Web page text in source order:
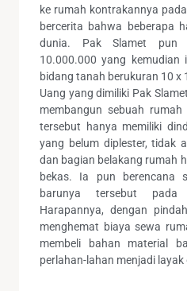
ke rumah kontrakannya
bercerita bahwa beberapa
dunia. Pak Slamet pun
10.000.000 yang kemudian
bidang tanah berukuran 10 x
Uang yang dimiliki Pak
membangun sebuah
tersebut hanya memiliki
yang belum diplester, tidak
dan bagian belakang rumah
bekas. Ia pun berencana
barunya tersebut
Harapannya, dengan
menghemat biaya sewa
membeli bahan material
perlahan-lahan menjadi layak